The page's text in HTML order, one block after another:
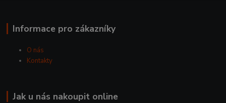
Informace pro zákazníky
O nás
Kontakty
Jak u nás nakoupit online